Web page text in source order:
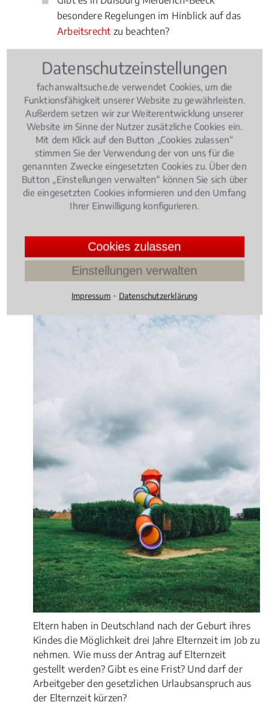
besondere Regelungen im Hinblick auf das
Arbeitsrecht zu beachten?
Ob Sie mit der Höhe einerAbfindungnicht
einverstanden sind, oder sich von ihren Kollegen
gemobbt fühlen: Ein Fachanwalt für Arbeitsrecht in
Duisburg Meiderich-Beeck ist kompetenter Berater
und juristischer Experte bei allen Fragen des
Arbeitsrechts.
Rechtsbeiträge zu Arbeitsrecht
Elternzeit: Worauf Arbeitnehmer
achten müssen!
Eltern haben in Deutschland nach der Geburt ihres
Kindes die Möglichkeit drei Jahre Elternzeit im Job zu
nehmen. Wie muss der Antrag auf Elternzeit
gestellt werden? Gibt es eine Frist? Und darf der
Arbeitgeber den gesetzlichen Urlaubsanspruch aus
der Elternzeit kürzen?
Datenschutzeinstellungen
fachanwaltsuche.de verwendet Cookies, um die
Funktionsfähigkeit unserer Website zu gewährleisten.
Außerdem setzen wir zur Weiterentwicklung unserer
Website im Sinne der Nutzer zusätzliche Cookies ein.
Mit dem Klick auf den Button „Cookies zulassen“
stimmen Sie der Verwendung der von uns für die
genannten Zwecke eingesetzten Cookies zu. Über den
Button „Einstellungen verwalten“ können Sie sich über
die eingesetzten Cookies informieren und den Umfang
Ihrer Einwilligung konfigurieren.
Cookies zulassen
Einstellungen verwalten
Impressum ⁃ Datenschutzerklärung